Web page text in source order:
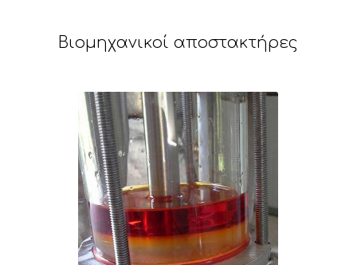
Βιομηχανικοί αποστακτήρες